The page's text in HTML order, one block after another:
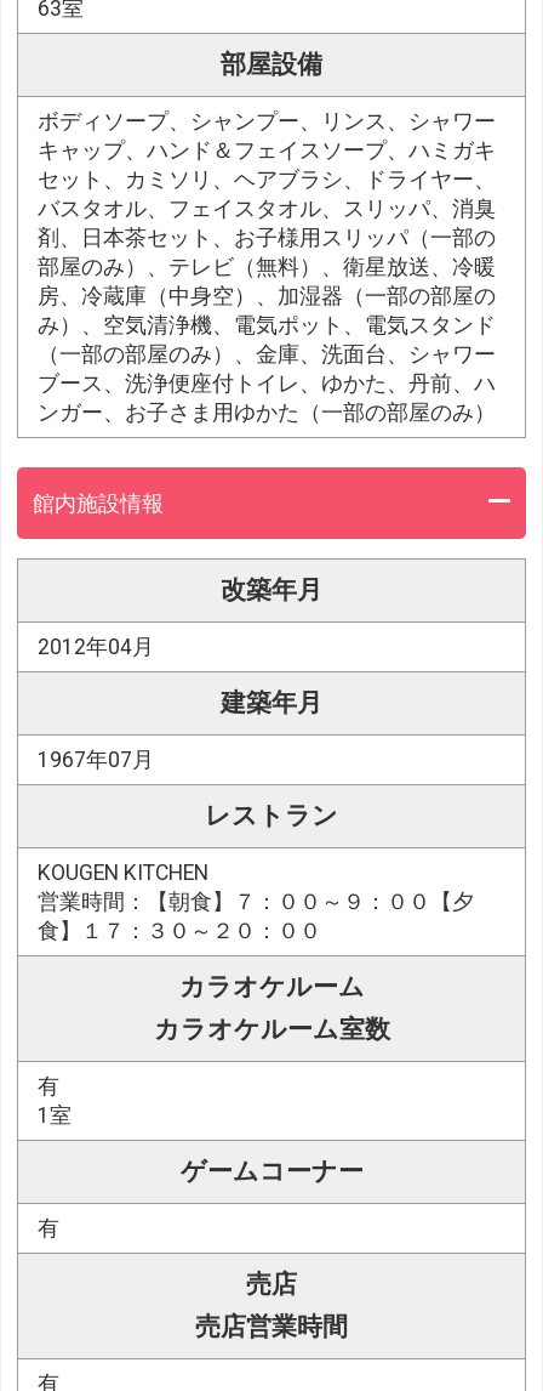
63室
部屋設備
ボディソープ、シャンプー、リンス、シャワー
キャップ、ハンド＆フェイスソープ、ハミガキ
セット、カミソリ、ヘアブラシ、ドライヤー、
バスタオル、フェイスタオル、スリッパ、消臭
剤、日本茶セット、お子様用スリッパ（一部の
部屋のみ）、テレビ（無料）、衛星放送、冷暖
房、冷蔵庫（中身空）、加湿器（一部の部屋の
み）、空気清浄機、電気ポット、電気スタンド
（一部の部屋のみ）、金庫、洗面台、シャワー
ブース、洗浄便座付トイレ、ゆかた、丹前、ハ
ンガー、お子さま用ゆかた（一部の部屋のみ）
館内施設情報
改築年月
2012年04月
建築年月
1967年07月
レストラン
KOUGEN KITCHEN
営業時間：【朝食】７：００～９：００【夕
食】１７：３０～２０：００
カラオケルーム
カラオケルーム室数
有
1室
ゲームコーナー
有
売店
売店営業時間
有